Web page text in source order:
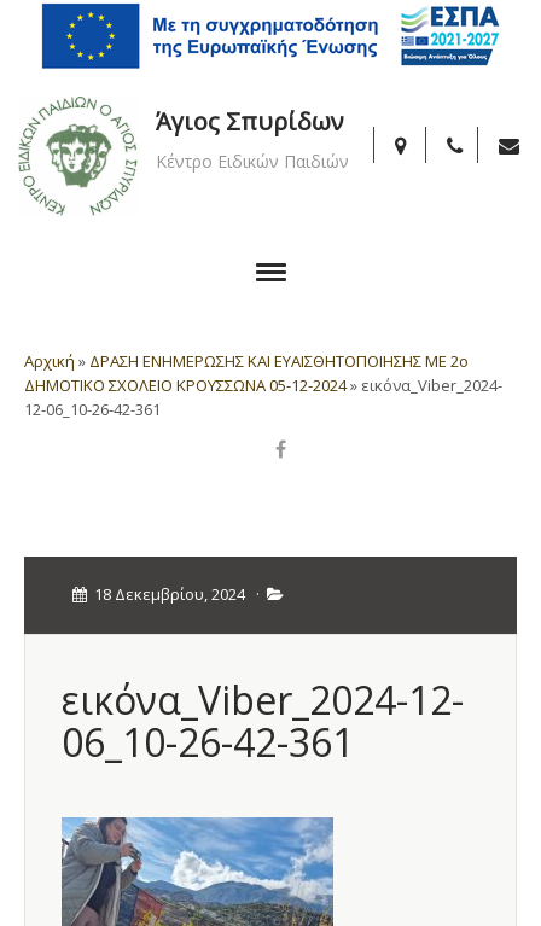
Άγιος Σπυρίδων
Κέντρο Ειδικών Παιδιών
Αρχική » ΔΡΑΣΗ ΕΝΗΜΕΡΩΣΗΣ ΚΑΙ ΕΥΑΙΣΘΗΤΟΠΟΙΗΣΗΣ ΜΕ 2ο
ΔΗΜΟΤΙΚΟ ΣΧΟΛΕΙΟ ΚΡΟΥΣΣΩΝΑ 05-12-2024» εικόνα_Viber_2024-
12-06_10-26-42-361
18 Δεκεμβρίου, 2024 ·
εικόνα_Viber_2024-12-
06_10-26-42-361